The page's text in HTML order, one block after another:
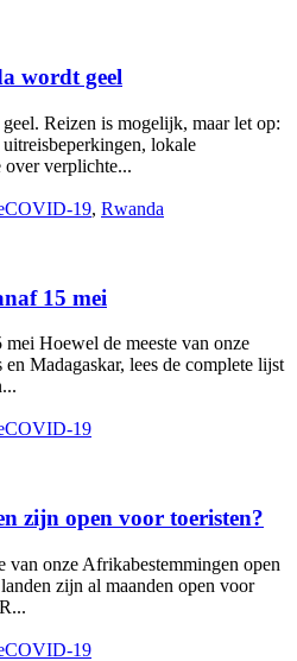
wordt geel
Reizen is mogelijk, maar let op:
lokale
over verplichte...
COVID-19, Rwanda
15 mei
Hoewel de meeste van onze
Madagaskar, lees de complete lijst
COVID-19
zijn open voor toeristen?
van onze Afrikabestemmingen open
zijn al maanden open voor
COVID-19